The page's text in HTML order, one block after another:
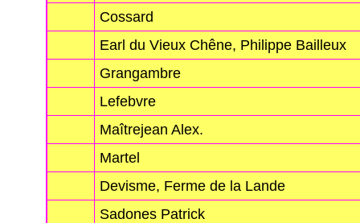
Cossard
Earl du Vieux Chêne, Philippe Bailleux
Grangambre
Lefebvre
Maîtrejean Alex.
Martel
Devisme, Ferme de la Lande
Sadones Patrick